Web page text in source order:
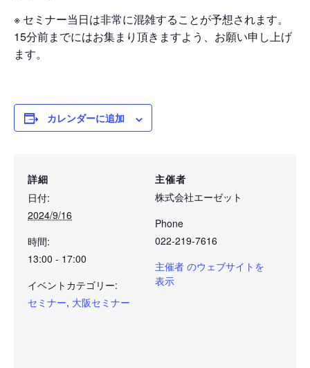
※ セミナー当日は非常に混雑することが予想されます。
15分前までにはお集まり頂きますよう、お願い申し上げ
ます。
カレンダーに追加
詳細
日付:
2024/9/16
時間:
13:00 - 17:00
イベントカテゴリー:
セミナー, 大阪セミナー
主催者
株式会社エーゼット
Phone
022-219-7616
主催者 のウェブサイトを
表示